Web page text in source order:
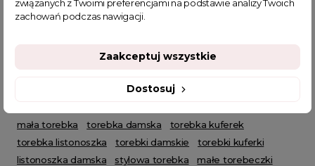
mała torebka torebka damska
torebka kuferek
torebka listonoszka
torebki damskie
torebki kuferki
listonoszka damska
stylowa torebka
małe torebeczki
związanych z Twoimi preferencjami na podstawie analizy Twoich
zachowań podczas nawigacji.
Dostosuj
Zaakceptuj wszystkie